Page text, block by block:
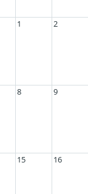
1 2
8 9
15 16